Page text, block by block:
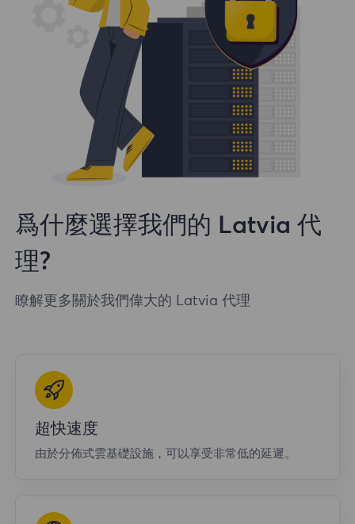
爲什麼選擇我們的 Latvia 代
理?
瞭解更多關於我們偉大的 Latvia 代理
超快速度
由於分佈式雲基礎設施，可以享受非常低的延遲。